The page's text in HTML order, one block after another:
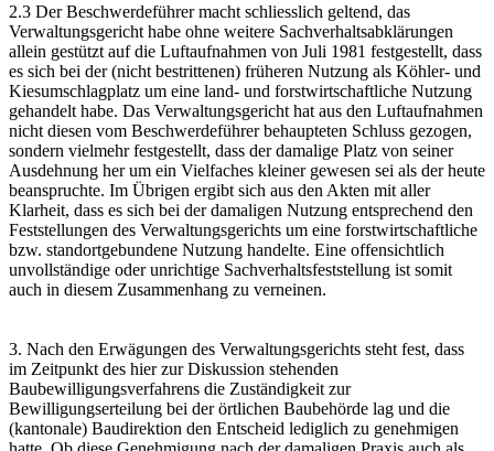
2.3 Der Beschwerdeführer macht schliesslich geltend, das
Verwaltungsgericht habe ohne weitere Sachverhaltsabklärungen
allein gestützt auf die Luftaufnahmen von Juli 1981 festgestellt, dass
es sich bei der (nicht bestrittenen) früheren Nutzung als Köhler- und
Kiesumschlagplatz um eine land- und forstwirtschaftliche Nutzung
gehandelt habe. Das Verwaltungsgericht hat aus den Luftaufnahmen
nicht diesen vom Beschwerdeführer behaupteten Schluss gezogen,
sondern vielmehr festgestellt, dass der damalige Platz von seiner
Ausdehnung her um ein Vielfaches kleiner gewesen sei als der heute
beanspruchte. Im Übrigen ergibt sich aus den Akten mit aller
Klarheit, dass es sich bei der damaligen Nutzung entsprechend den
Feststellungen des Verwaltungsgerichts um eine forstwirtschaftliche
bzw. standortgebundene Nutzung handelte. Eine offensichtlich
unvollständige oder unrichtige Sachverhaltsfeststellung ist somit
auch in diesem Zusammenhang zu verneinen.
3. Nach den Erwägungen des Verwaltungsgerichts steht fest, dass
im Zeitpunkt des hier zur Diskussion stehenden
Baubewilligungsverfahrens die Zuständigkeit zur
Bewilligungserteilung bei der örtlichen Baubehörde lag und die
(kantonale) Baudirektion den Entscheid lediglich zu genehmigen